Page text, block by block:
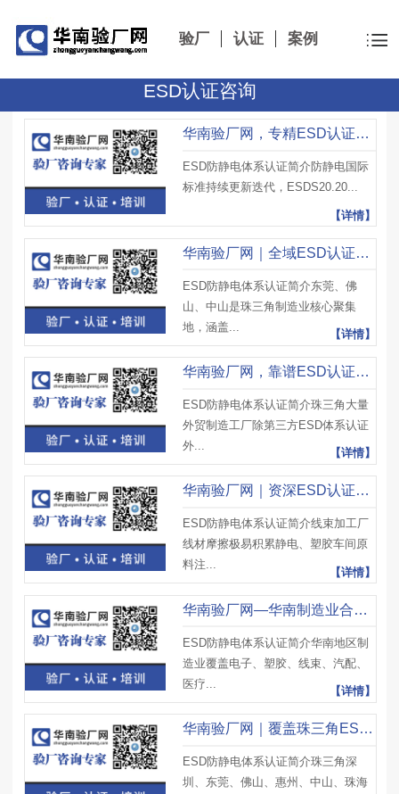
验厂 认证 案例
ESD认证咨询
华南验厂网，专精ESD认证辅导服务，解读最新防静电国际审核规范
ESD防静电体系认证简介防静电国际
标准持续更新迭代，ESDS20.20...
【详情】
华南验厂网｜全域ESD认证辅导服务，东莞佛山中山工厂上门服务
ESD防静电体系认证简介东莞、佛
山、中山是珠三角制造业核心聚集
地，涵盖...
【详情】
华南验厂网，靠谱ESD认证辅导公司，同步对接客户ESD验厂标准
ESD防静电体系认证简介珠三角大量
外贸制造工厂除第三方ESD体系认证
外...
【详情】
华南验厂网｜资深ESD认证辅导机构，线束塑胶电子厂整改专家
ESD防静电体系认证简介线束加工厂
线材摩擦极易积累静电、塑胶车间原
料注...
【详情】
华南验厂网—华南制造业合规平台，专业ESD认证辅导服务商
ESD防静电体系认证简介华南地区制
造业覆盖电子、塑胶、线束、汽配、
医疗...
【详情】
华南验厂网｜覆盖珠三角ESD认证辅导公司，一站式防静电合规咨询
ESD防静电体系认证简介珠三角深
圳、东莞、佛山、惠州、中山、珠海